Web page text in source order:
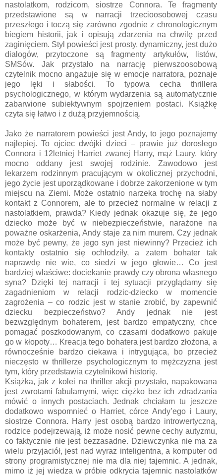
nastolatkom, rodzicom, siostrze Connora. Te fragmenty
przedstawione są w narracji trzecioosobowej czasu
przeszłego i toczą się zarówno zgodnie z chronologicznym
biegiem historii, jak i opisują zdarzenia na chwilę przed
zaginięciem. Styl powieści jest prosty, dynamiczny, jest dużo
dialogów, przytoczone są fragmenty artykułów, listów,
SMSów. Jak przystało na narrację pierwszoosobową
czytelnik mocno angażuje się w emocje narratora, poznaje
jego lęki i słabości. To typowa cecha thrillera
psychologicznego, w którym wydarzenia są automatycznie
zabarwione subiektywnym spojrzeniem postaci. Książkę
czyta się łatwo i z dużą przyjemnością.
Jako że narratorem powieści jest Andy, to jego poznajemy
najlepiej. To ojciec dwójki dzieci – prawie już dorosłego
Connora i 12letniej Harriet zwanej Harry, mąż Laury, który
mocno oddany jest swojej rodzinie. Zawodowo jest
lekarzem rodzinnym pracującym w okolicznej przychodni,
jego życie jest uporządkowane i dobrze zakorzenione w tym
miejscu na Ziemi. Może ostatnio narzeka trochę na słaby
kontakt z Connorem, ale to przecież normalne w relacji z
nastolatkiem, prawda? Kiedy jednak okazuje się, że jego
dziecko może być w niebezpieczeństwie, narażone na
poważne oskarżenia, Andy staje za nim murem. Czy jednak
może być pewny, że jego syn jest niewinny? Przecież ich
kontakty ostatnio się ochłodziły, a zatem bohater tak
naprawdę nie wie, co siedzi w jego głowie… Co jest
bardziej właściwe: dociekanie prawdy czy obrona własnego
syna? Dzięki tej narracji i tej sytuacji przyglądamy się
zagadnieniom w relacji rodzic-dziecko w momencie
zagrożenia – co rodzic jest w stanie zrobić, by zapewnić
dziecku bezpieczeństwo? Andy jednak nie jest
bezwzględnym bohaterem, jest bardzo empatyczny, chce
pomagać poszkodowanym, co czasami dodatkowo pakuje
go w kłopoty… Kreacja tego bohatera jest bardzo złożona, a
równocześnie bardzo ciekawa i intrygująca, bo przecież
nieczęsto w thrillerze psychologicznym to mężczyzna jest
tym, który przedstawia czytelnikowi historię.
Książka, jak z kolei na thriller akcji przystało, napakowana
jest zwrotami fabularnymi, więc ciężko bez ich zdradzania
mówić o innych postaciach. Jednak chciałam tu jeszcze
dodatkowo wspomnieć o Harriet, córce Andy’ego i Laury,
siostrze Connora. Harry jest osobą bardzo introwertyczną,
rodzice podejrzewają, iż może nosić pewne cechy autyzmu,
co faktycznie nie jest bezzasadne. Dziewczynka nie ma za
wielu przyjaciół, jest nad wyraz inteligentna, a komputer od
strony programistycznej nie ma dla niej tajemnic. A jednak,
mimo iż jej wiedza w próbie odkrycia tajemnic nastolatków